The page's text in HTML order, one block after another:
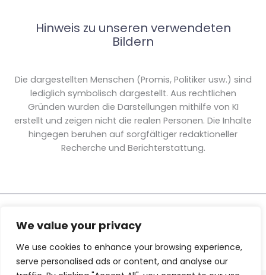
We value your privacy
We use cookies to enhance your browsing experience,
serve personalised ads or content, and analyse our
Hinweis zu unseren verwendeten
Bildern
Die dargestellten Menschen (Promis, Politiker usw.) sind
lediglich symbolisch dargestellt. Aus rechtlichen
Gründen wurden die Darstellungen mithilfe von KI
erstellt und zeigen nicht die realen Personen. Die Inhalte
hingegen beruhen auf sorgfältiger redaktioneller
Recherche und Berichterstattung.
Copyright © 2026 Bürger Uni » Fragen, Lesen, Lernen